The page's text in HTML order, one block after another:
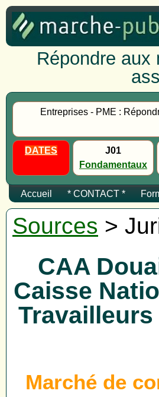
Répondre
Entreprises - PME :
DATES
J01
Fondamentaux
Accueil * CONTACT *
Sources >
CAA
Caisse
Travailleurs
Marché de